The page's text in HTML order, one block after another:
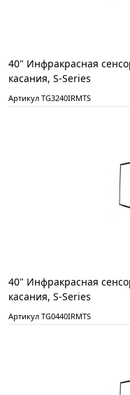
40" Инфракрасная
касания, S-Series
Артикул TG3240IRMTS
40" Инфракрасная
касания, S-Series
Артикул TG0440IRMTS